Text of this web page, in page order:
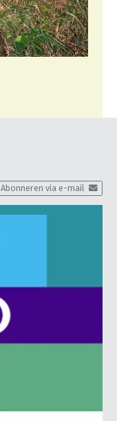
Abonneren via e-mail